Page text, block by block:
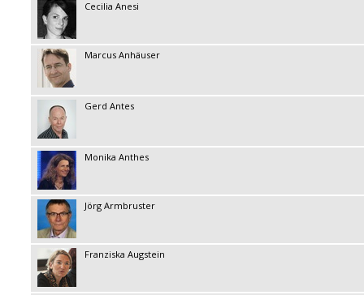
Cecilia Anesi
Marcus Anhäuser
Gerd Antes
Monika Anthes
Jörg Armbruster
Franziska Augstein